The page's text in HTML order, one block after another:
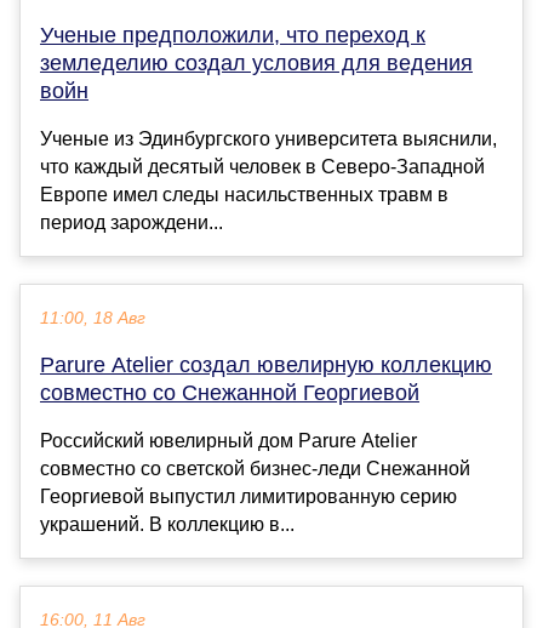
Ученые предположили, что переход к
земледелию создал условия для ведения
войн
Ученые из Эдинбургского университета выяснили,
что каждый десятый человек в Северо-Западной
Европе имел следы насильственных травм в
период зарождени...
11:00, 18 Авг
Parure Atelier создал ювелирную коллекцию
совместно со Снежанной Георгиевой
Российский ювелирный дом Parure Atelier
совместно со светской бизнес-леди Снежанной
Георгиевой выпустил лимитированную серию
украшений. В коллекцию в...
16:00, 11 Авг